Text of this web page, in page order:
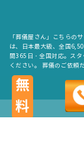
「葬儀屋さん」こちらの
は、日本最大級、全国
間365日・全国対応。ス
ください。 葬儀のご依頼
無料